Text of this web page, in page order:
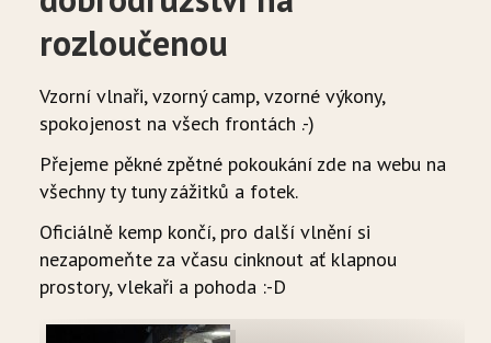
rozloučenou
Vzorní vlnaři, vzorný camp, vzorné výkony,
spokojenost na všech frontách .-)
Přejeme pěkné zpětné pokoukání zde na webu na
všechny ty tuny zážitků a fotek.
Oficiálně kemp končí, pro další vlnění si
nezapomeňte za včasu cinknout ať klapnou
prostory, vlekaři a pohoda :-D